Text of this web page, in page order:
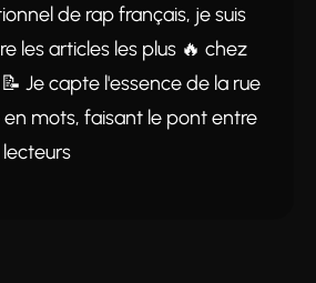
de rap français, je suis
les articles les plus 🔥 chez
Je capte l'essence de la rue
en mots, faisant le pont entre